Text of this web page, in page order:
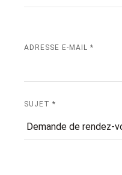
ADRESSE E-MAIL *
SUJET *